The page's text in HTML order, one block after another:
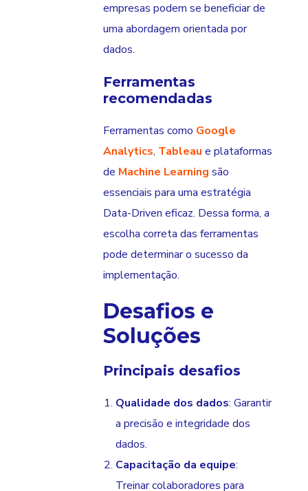
empresas podem se beneficiar de
uma abordagem orientada por
dados.
Ferramentas
recomendadas
Ferramentas como Google
Analytics, Tableau e plataformas
de Machine Learning são
essenciais para uma estratégia
Data-Driven eficaz. Dessa forma, a
escolha correta das ferramentas
pode determinar o sucesso da
implementação.
Desafios e
Soluções
Principais desafios
Qualidade dos dados: Garantir
a precisão e integridade dos
dados.
Capacitação da equipe:
Treinar colaboradores para